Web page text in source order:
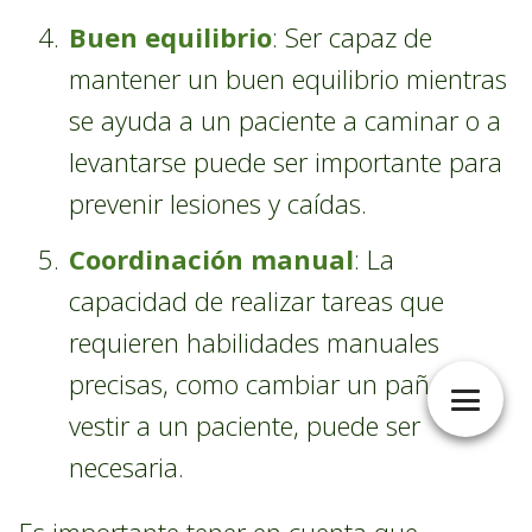
Buen equilibrio: Ser capaz de
mantener un buen equilibrio mientras
se ayuda a un paciente a caminar o a
levantarse puede ser importante para
prevenir lesiones y caídas.
Coordinación manual: La
capacidad de realizar tareas que
requieren habilidades manuales
precisas, como cambiar un pañal o
vestir a un paciente, puede ser
necesaria.